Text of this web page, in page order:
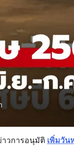
าวการอนุมัติ เพิ่มวัน